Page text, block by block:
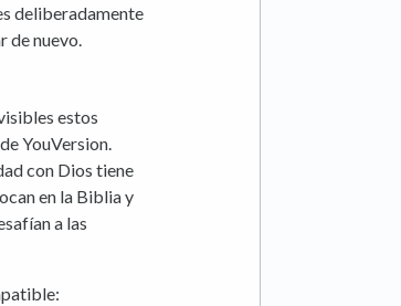
deliberadamente
de nuevo.
estos
YouVersion.
con Dios tiene
en la Biblia y
a las